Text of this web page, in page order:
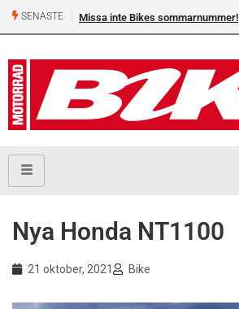
SENASTE Missa inte Bikes sommarnummer!
Nya Honda NT1100
21 oktober, 2021 Bike